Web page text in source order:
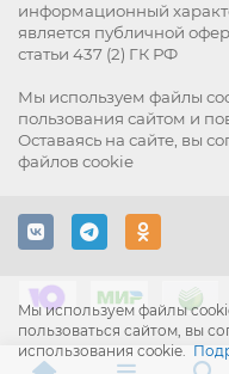
Мы используем файлы
пользоваться сайтом, вы
использования cookie.
информационный
является публичной
статьи 437 (2) ГК РФ
Мы используем файлы
пользования сайтом и
Оставаясь на сайте, вы
файлов cookie